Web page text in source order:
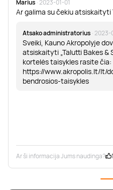
Marius · 2023-01-01
Ar galima su čekiu
Atsako administratorius ·
Sveiki, Kauno Akropolyje
atsiskaityti „Talutti Bakes &
kortelės taisykles rasite čia:
https://www.akropolis.lt/lt/
bendrosios-taisykles
Ar ši informacija Jums naudinga?